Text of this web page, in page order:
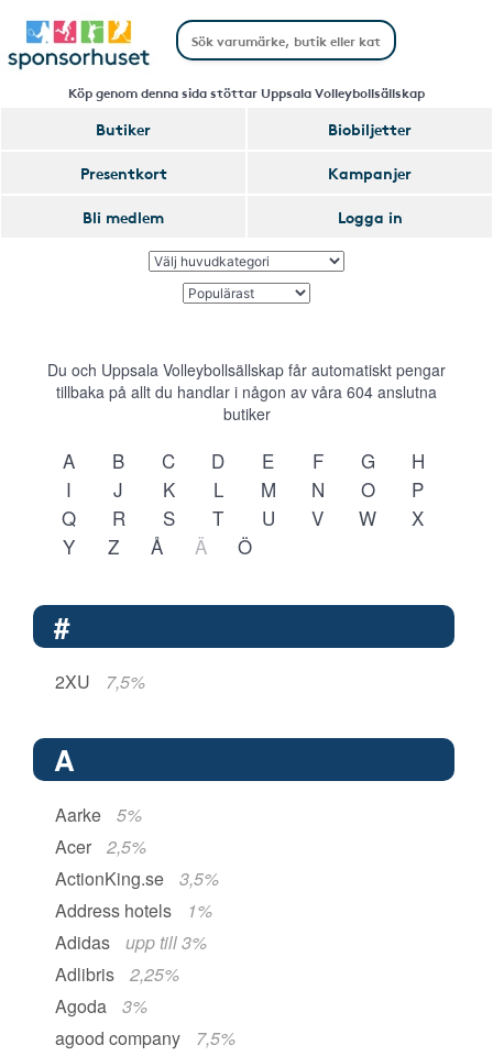
Köp genom denna sida stöttar Uppsala Volleybollsällskap
Butiker
Biobiljetter
Presentkort
Kampanjer
Bli medlem
Logga in
Du och Uppsala Volleybollsällskap får automatiskt pengar
tillbaka på allt du handlar i någon av våra 604 anslutna
butiker
A B C D E F G
H
I
J K L M N O
P
Q
R S T U V W
X
Y
Z Å Ä Ö
#
2XU 7,5%
A
Aarke
5%
Acer
2,5%
ActionKing.se
3,5%
Address hotels
1%
Adidas
upp till 3%
Adlibris
2,25%
Agoda
3%
agood company
7,5%